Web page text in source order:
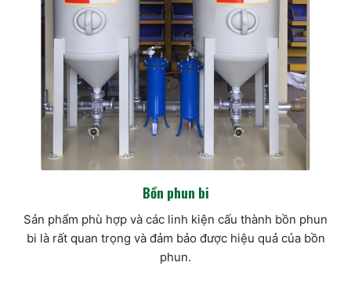
Bồn phun bi
Sản phẩm phù hợp và các linh kiện cấu thành bồn phun
bi là rất quan trọng và đảm bảo được hiệu quả của bồn
phun.